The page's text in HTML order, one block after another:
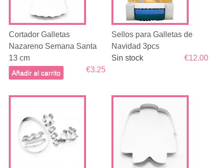
Cortador Galletas
Nazareno Semana Santa
13 cm
€3.25
Añadir al carrito
Sellos para Galletas de
Navidad 3pcs
€12.00
Sin stock